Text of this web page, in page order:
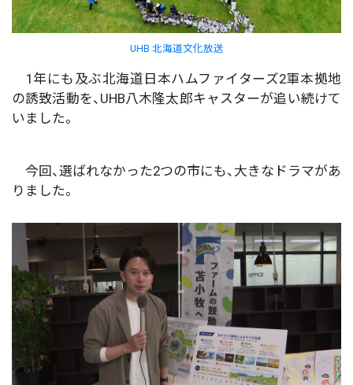
UHB 北海道文化放送
1年にも及ぶ北海道日本ハムファイターズ2軍本拠地
の誘致活動を、UHB八木隆太郎キャスターが追い続けて
いました。
今回、選ばれなかった2つの市にも、大きなドラマがあ
りました。